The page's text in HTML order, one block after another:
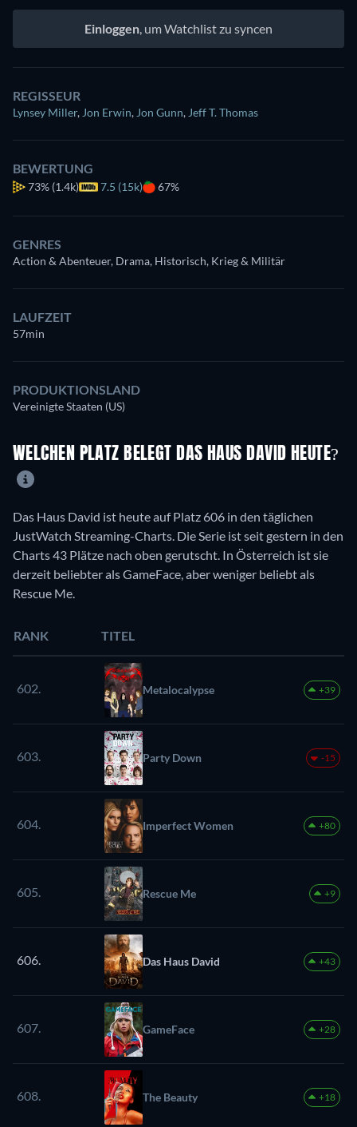
Einloggen , um Watchlist zu syncen
REGISSEUR
Lynsey Miller, Jon Erwin, Jon Gunn, Jeff T. Thomas
BEWERTUNG
73% (1.4k) 7.5 (15k) 67%
GENRES
Action & Abenteuer, Drama, Historisch, Krieg & Militär
LAUFZEIT
57min
PRODUKTIONSLAND
Vereinigte Staaten (US)
WELCHEN PLATZ BELEGT DAS HAUS DAVID HEUTE?
Das Haus David ist heute auf Platz 606 in den täglichen
JustWatch Streaming-Charts. Die Serie ist seit gestern in den
Charts 43 Plätze nach oben gerutscht. In Österreich ist sie
derzeit beliebter als GameFace, aber weniger beliebt als
Rescue Me.
RANK TITEL
602. Metalocalypse +39
603. Party Down -15
604. Imperfect Women +80
605. Rescue Me +9
606. Das Haus David +43
607. GameFace +28
608. The Beauty +18